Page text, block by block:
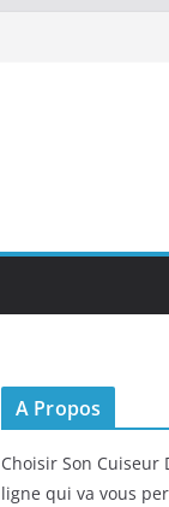
A Propos
Choisir Son Cuiseur
ligne qui va vous